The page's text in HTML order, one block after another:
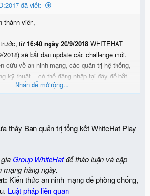
đã viết:
thành viên,
từ 16:40 ngày 20/9/2018 WHITEHAT
2018) sẽ bắt đầu update các challenge mới.
cứu về an ninh mạng, các quản trị hệ thống,
kỹ thuật... có thể đăng nhập tại đây để bắt
các challenge như sau:
misc15, misc16
web11, web12
for13
pwn14, pwn15, pwn16
Nhấn để mở rộng...
thấy Ban quản trị tổng kết WhiteHat Play
Group WhiteHatđể thảo luận và cập
mạng hàng ngày.
Kiến thức an ninh mạng để phòng chống,
Luật pháp liên quan